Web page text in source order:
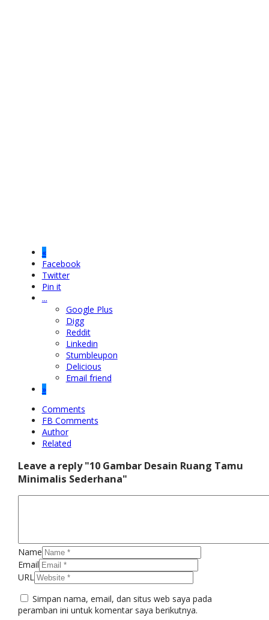
«
Facebook
Twitter
Pin it
...
Google Plus
Digg
Reddit
Linkedin
Stumbleupon
Delicious
Email friend
»
Comments
FB Comments
Author
Related
Leave a reply "10 Gambar Desain Ruang Tamu
Minimalis Sederhana"
Name
Email
URL
Simpan nama, email, dan situs web saya pada
peramban ini untuk komentar saya berikutnya.